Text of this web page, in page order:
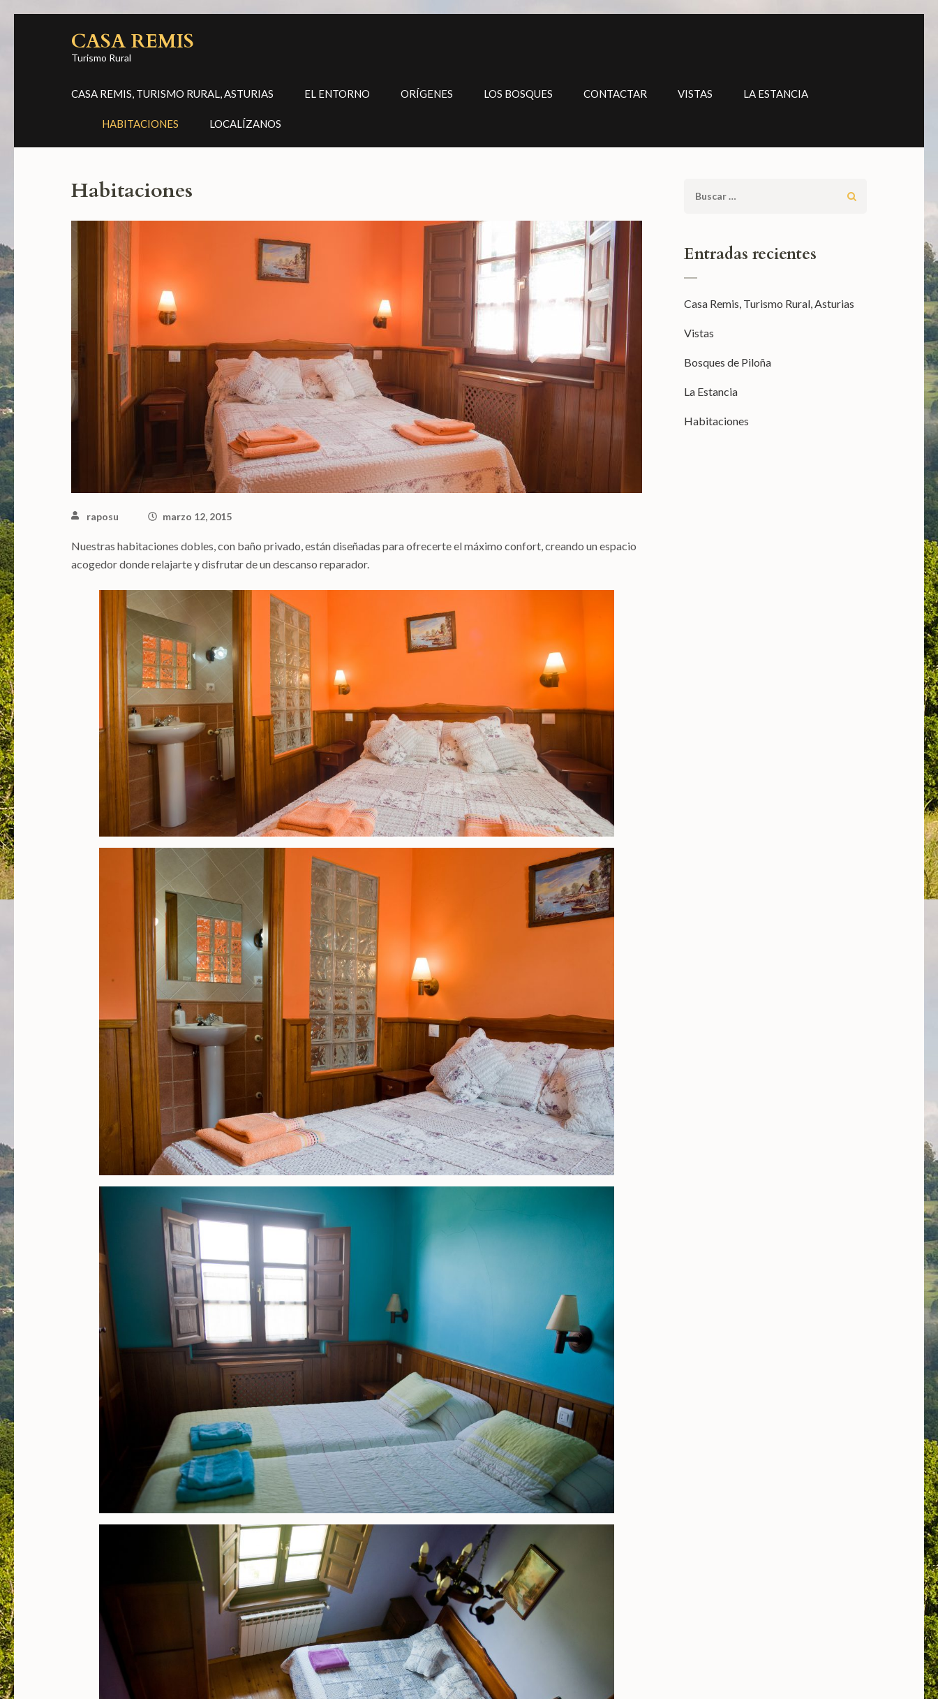
CASA REMIS
Turismo Rural
CASA REMIS, TURISMO RURAL, ASTURIAS EL ENTORNO ORÍGENES LOS BOSQUES CONTACTAR VISTAS LA ESTANCIA
HABITACIONES LOCALÍZANOS
Habitaciones
raposu marzo 12, 2015
Nuestras habitaciones dobles, con baño privado, están diseñadas para ofrecerte el máximo confort, creando un espacio
acogedor donde relajarte y disfrutar de un descanso reparador.
Buscar:
Entradas recientes
Casa Remis, Turismo Rural, Asturias
Vistas
Bosques de Piloña
La Estancia
Habitaciones